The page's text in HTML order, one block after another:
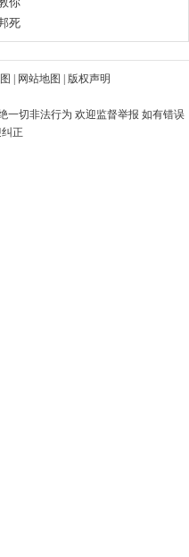
死
网站地图 版权声明
一切非法行为 欢迎监督举报 如有错误
正